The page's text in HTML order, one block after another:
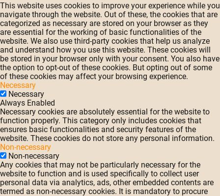
This website uses cookies to improve your experience while you
navigate through the website. Out of these, the cookies that are
categorized as necessary are stored on your browser as they
are essential for the working of basic functionalities of the
website. We also use third-party cookies that help us analyze
and understand how you use this website. These cookies will
be stored in your browser only with your consent. You also have
the option to opt-out of these cookies. But opting out of some
of these cookies may affect your browsing experience.
Necessary
Necessary
Always Enabled
Necessary cookies are absolutely essential for the website to
function properly. This category only includes cookies that
ensures basic functionalities and security features of the
website. These cookies do not store any personal information.
Non-necessary
Non-necessary
Any cookies that may not be particularly necessary for the
website to function and is used specifically to collect user
personal data via analytics, ads, other embedded contents are
termed as non-necessary cookies. It is mandatory to procure